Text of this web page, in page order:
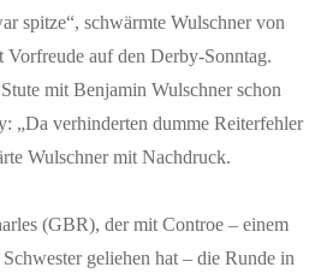
spitze“, schwärmte Wulschner von
auf den Derby-Sonntag.
mit Benjamin Wulschner schon
„Da verhinderten dumme Reiterfehler
Wulschner mit Nachdruck.
(GBR), der mit Controe – einem
geliehen hat – die Runde in